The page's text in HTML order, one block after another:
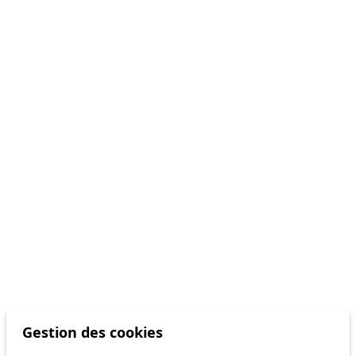
Gestion des cookies